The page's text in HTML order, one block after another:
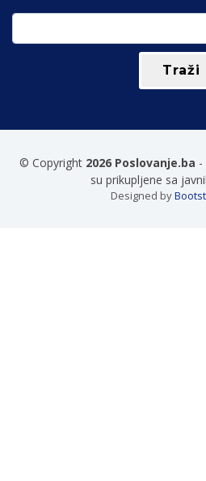
© Copyright 2026 Poslovanje.ba -
su prikupljene sa
Designed by